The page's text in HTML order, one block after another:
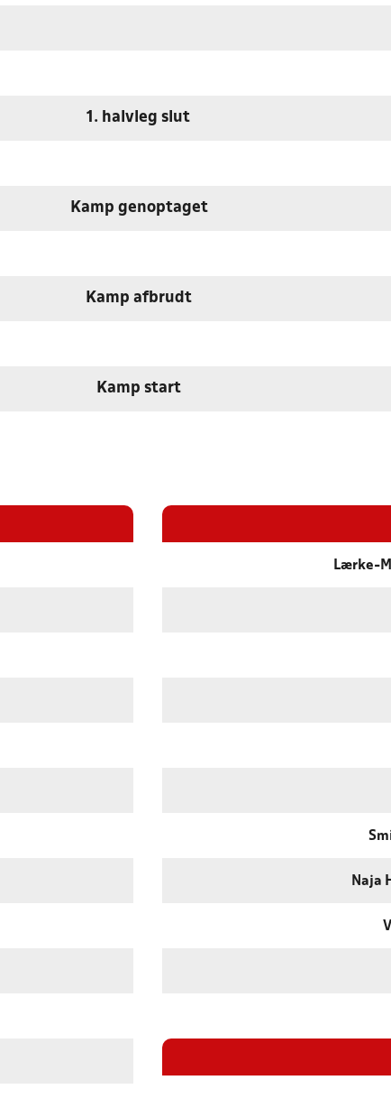
1. halvleg slut
Kamp genoptaget
Kamp afbrudt
Kamp start
Lærke-
Naja